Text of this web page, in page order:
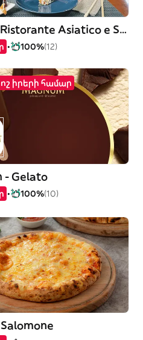
Hanami Ristorante Asiatico e Sushi
100%(12)
իրերի համար
- Gelato
100%(10)